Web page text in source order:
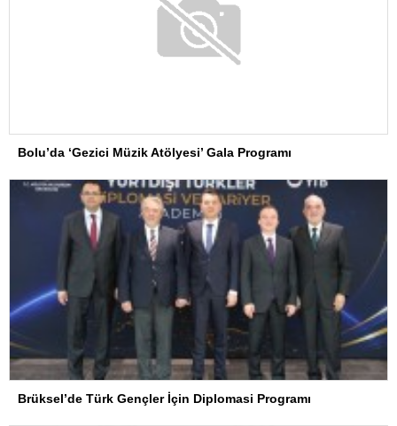
Bolu’da ‘Gezici Müzik Atölyesi’ Gala Programı
Brüksel’de Türk Gençler İçin Diplomasi Programı